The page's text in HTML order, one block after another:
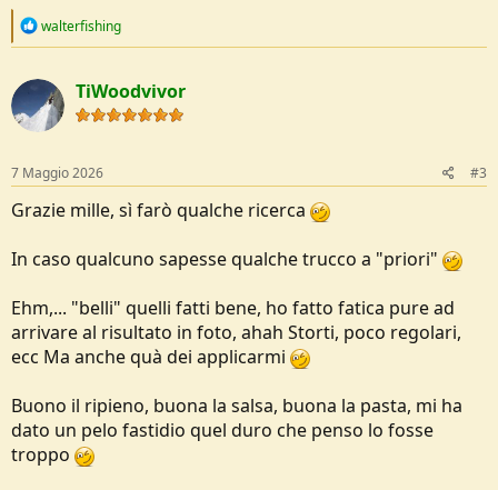
R
e
c
t
i
o
s
:
walterfishing
TiWoodvivor
7 Maggio 2026 #3
Grazie mille, sì farò qualche ricerca
In caso qualcuno sapesse qualche trucco a "priori"
Ehm,... "belli" quelli fatti bene, ho fatto fatica pure ad
arrivare al risultato in foto, ahah Storti, poco regolari,
ecc Ma anche quà dei applicarmi
Buono il ripieno, buona la salsa, buona la pasta, mi ha
dato un pelo fastidio quel duro che penso lo fosse
troppo